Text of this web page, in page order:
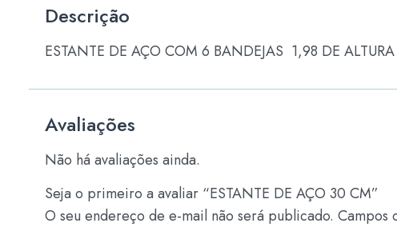
Descrição
ESTANTE DE AÇO COM 6 BANDEJAS 1,98 DE
Avaliações
Não há avaliações ainda.
Seja o primeiro a avaliar “ESTANTE DE AÇO 30 CM”
O seu endereço de e-mail não será publicado. Campos